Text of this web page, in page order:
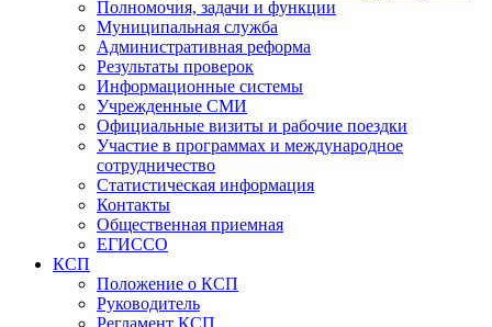
Полномочия, задачи и функции
Муниципальная служба
Административная реформа
Результаты проверок
Информационные системы
Учрежденные СМИ
Официальные визиты и рабочие поездки
Участие в программах и международное
сотрудничество
Статистическая информация
Контакты
Общественная приемная
ЕГИССО
КСП
Положение о КСП
Руководитель
Регламент КСП